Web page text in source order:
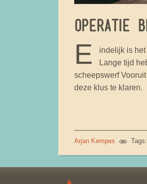
OPERATIE
E
indelijk is het
Lange tijd
scheepswerf
deze klus te klaren.
Arjan Kempes Tags: